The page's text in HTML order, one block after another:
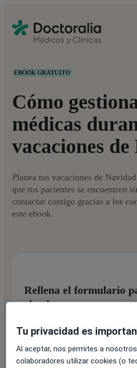
EBOOK GRATUITO
Cómo
médicas
vacaciones
Planea tus vacaciones de
que tus pacientes se encuentren
contactar contigo gracias a los
este ebook.
Rellena el formulario
ebook:
Tu privacidad es
Al aceptar, nos permites a
colaboradores utilizar cookies (o